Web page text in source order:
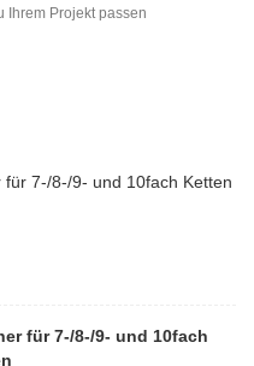
Ihrem Projekt passen
für 7-/8-/9- und 10fach